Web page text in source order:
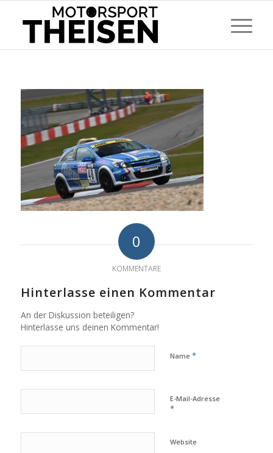
0
KOMMENTARE
Hinterlasse einen Kommentar
An der Diskussion beteiligen?
Hinterlasse uns deinen Kommentar!
Name *
E-Mail-Adresse
*
Website